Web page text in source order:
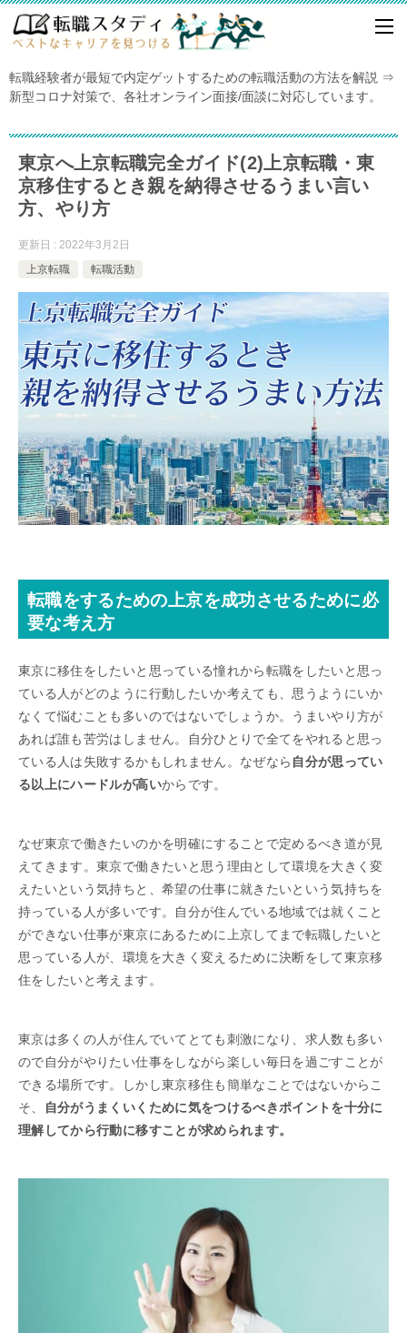
転職経験者が最短で内定ゲットするための転職活動の方法を解説 ⇒
新型コロナ対策で、各社オンライン面接/面談に対応しています。
東京へ上京転職完全ガイド(2)上京転職・東
京移住するとき親を納得させるうまい言い
方、やり方
更新日 : 2022年3月2日
上京転職
転職活動
転職をするための上京を成功させるために必
要な考え方
東京に移住をしたいと思っている憧れから転職をしたいと思っ
ている人がどのように行動したいか考えても、思うようにいか
なくて悩むことも多いのではないでしょうか。うまいやり方が
あれば誰も苦労はしません。自分ひとりで全てをやれると思っ
ている人は失敗するかもしれません。なぜなら 自分が思ってい
る以上にハードルが高いからです。
なぜ東京で働きたいのかを明確にすることで定めるべき道が見
えてきます。東京で働きたいと思う理由として環境を大きく変
えたいという気持ちと、希望の仕事に就きたいという気持ちを
持っている人が多いです。自分が住んでいる地域では就くこと
ができない仕事が東京にあるために上京してまで転職したいと
思っている人が、環境を大きく変えるために決断をして東京移
住をしたいと考えます。
東京は多くの人が住んでいてとても刺激になり、求人数も多い
ので自分がやりたい仕事をしながら楽しい毎日を過ごすことが
できる場所です。しかし東京移住も簡単なことではないからこ
そ、
自分がうまくいくために気をつけるべきポイントを十分に
理解してから行動に移すことが求められます。